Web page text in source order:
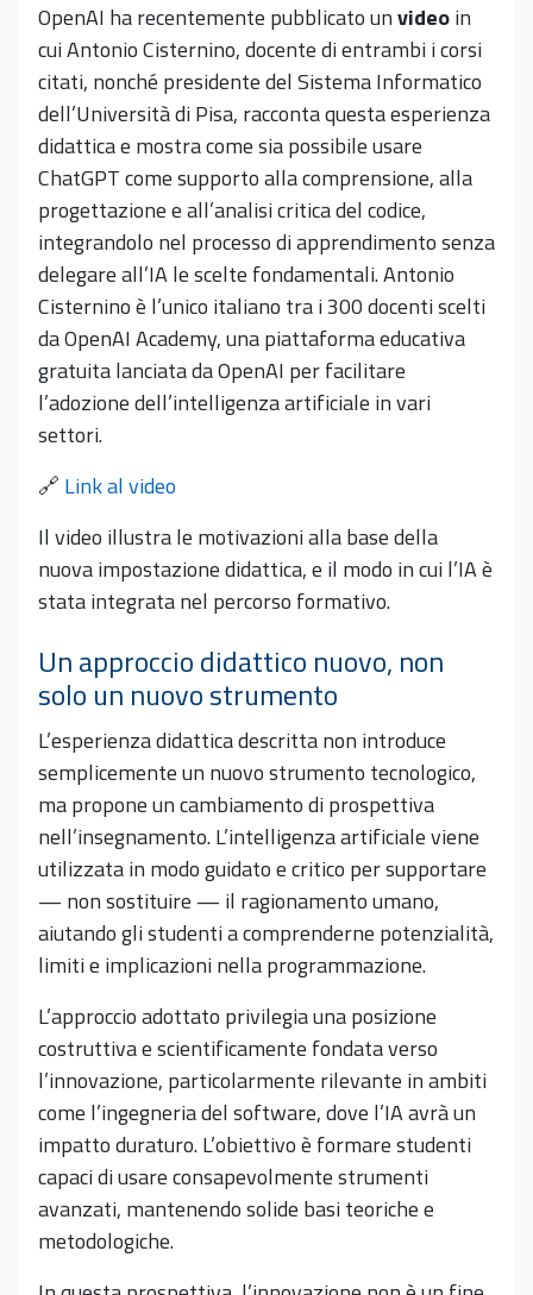
OpenAI ha recentemente pubblicato unvideoin
cui Antonio Cisternino, docente di entrambi i corsi
citati, nonché presidente del Sistema Informatico
dell’Università di Pisa, racconta questa esperienza
didattica e mostra come sia possibile usare
ChatGPT come supporto alla comprensione, alla
progettazione e all’analisi critica del codice,
integrandolo nel processo di apprendimento senza
delegare all’IA le scelte fondamentali. Antonio
Cisternino è l’unico italiano tra i 300 docenti scelti
da OpenAI Academy, una piattaforma educativa
gratuita lanciata da OpenAI per facilitare
l’adozione dell’intelligenza artificiale in vari
settori.
🔗 Link al video
Il video illustra le motivazioni alla base della
nuova impostazione didattica, e il modo in cui l’IA è
stata integrata nel percorso formativo.
Un approccio didattico nuovo, non
solo un nuovo strumento
L’esperienza didattica descritta non introduce
semplicemente un nuovo strumento tecnologico,
ma propone un cambiamento di prospettiva
nell’insegnamento. L’intelligenza artificiale viene
utilizzata in modo guidato e critico per supportare
— non sostituire — il ragionamento umano,
aiutando gli studenti a comprenderne potenzialità,
limiti e implicazioni nella programmazione.
L’approccio adottato privilegia una posizione
costruttiva e scientificamente fondata verso
l’innovazione, particolarmente rilevante in ambiti
come l’ingegneria del software, dove l’IA avrà un
impatto duraturo. L’obiettivo è formare studenti
capaci di usare consapevolmente strumenti
avanzati, mantenendo solide basi teoriche e
metodologiche.